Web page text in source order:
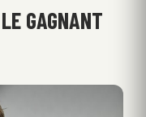
GAGNANT